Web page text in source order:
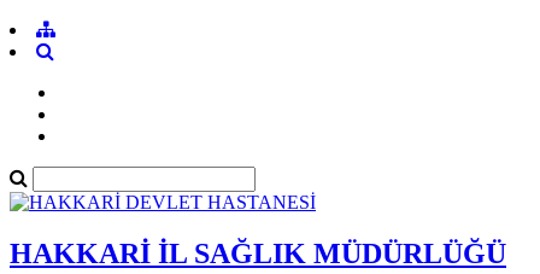
HAKKARİ İL SAĞLIK MÜDÜRLÜĞÜ